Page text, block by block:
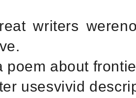
writers
poem about
usesvivid